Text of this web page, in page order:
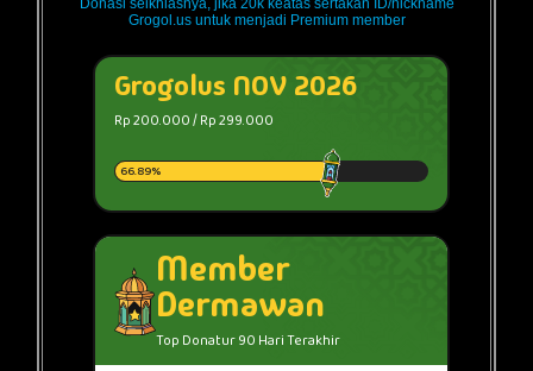
Donasi seikhlasnya, jika 20k keatas sertakan ID/nickname
Grogol.us untuk menjadi Premium member